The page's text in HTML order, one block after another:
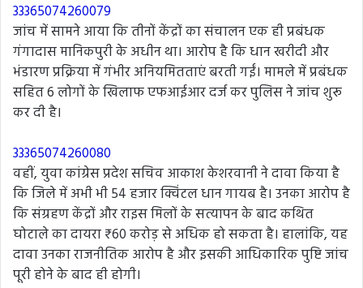
33365074260079
जांच में सामने आया कि तीनों केंद्रों का संचालन एक ही प्रबंधक
गंगादास मानिकपुरी के अधीन था। आरोप है कि धान खरीदी और
भंडारण प्रक्रिया में गंभीर अनियमितताएं बरती गईं। मामले में प्रबंधक
सहित 6 लोगों के खिलाफ एफआईआर दर्ज कर पुलिस ने जांच शुरू
कर दी है।
33365074260080
वहीं, युवा कांग्रेस प्रदेश सचिव आकाश केशरवानी ने दावा किया है
कि जिले में अभी भी 54 हजार क्विंटल धान गायब है। उनका आरोप है
कि संग्रहण केंद्रों और राइस मिलों के सत्यापन के बाद कथित
घोटाले का दायरा ₹60 करोड़ से अधिक हो सकता है। हालांकि, यह
दावा उनका राजनीतिक आरोप है और इसकी आधिकारिक पुष्टि जांच
पूरी होने के बाद ही होगी।